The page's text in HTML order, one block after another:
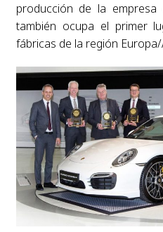
producción de la empresa
también ocupa el primer
fábricas de la región